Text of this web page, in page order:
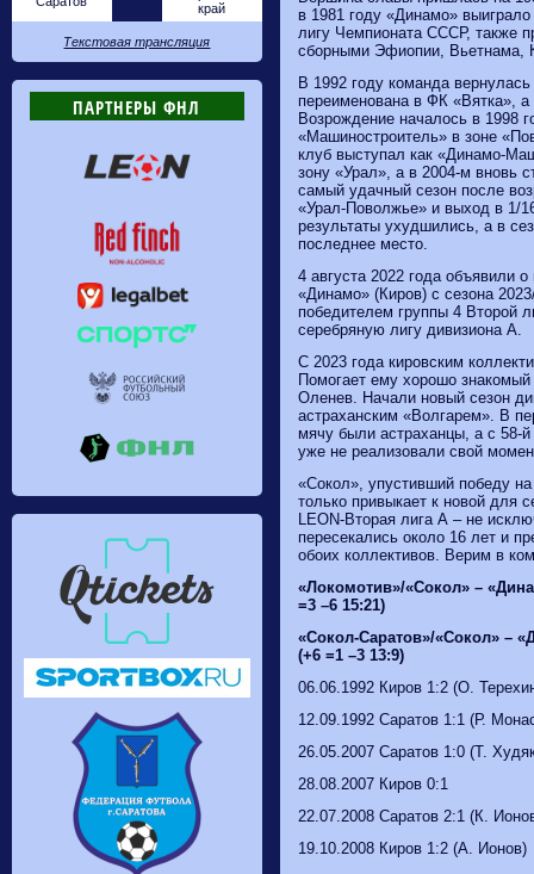
край
Текстовая трансляция
ПАРТНЕРЫ ФНЛ
в 1981 году «Динамо»
лигу Чемпионата СССР, также
сборными Эфиопии, Вьетнама,
В 1992 году команда
переименована в ФК «Вятка»,
Возрождение началось в 1998
«Машиностроитель» в зоне
клуб выступал как
зону «Урал», а в 2004‑м вновь
самый удачный сезон после
«Урал‑Поволжье» и выход в 1/
результаты ухудшились, а в
последнее место.
4 августа 2022 года объявили
«Динамо» (Киров) с сезона
победителем группы 4 Второй
серебряную лигу дивизиона А.
С 2023 года кировским
Помогает ему хорошо
Оленев. Начали новый сезон
астраханским «Волгарем». В
мячу были астраханцы, а с 58-
уже не реализовали свой
«Сокол», упустивший победу
только привыкает к новой для
LEON-Вторая лига А – не
пересекались около 16 лет и
обоих коллективов. Верим в
«Локомотив»/«Сокол» –
=3 –6 15:21)
«Сокол-Саратов»/«Сокол» –
(+6 =1 –3 13:9)
06.06.1992 Киров 1:2 (О.
12.09.1992 Саратов 1:1 (Р.
26.05.2007 Саратов 1:0 (Т.
28.08.2007 Киров 0:1
22.07.2008 Саратов 2:1 (К.
19.10.2008 Киров 1:2 (А. Ионов)